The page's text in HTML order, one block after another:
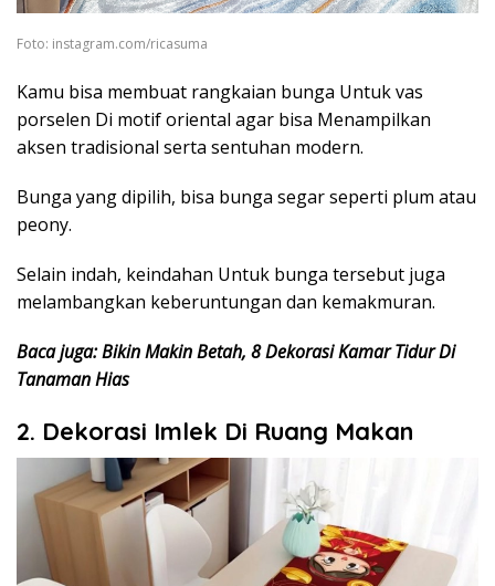
Foto: instagram.com/ricasuma
Kamu bisa membuat rangkaian bunga Untuk vas
porselen Di motif oriental agar bisa Menampilkan
aksen tradisional serta sentuhan modern.
Bunga yang dipilih, bisa bunga segar seperti plum atau
peony.
Selain indah, keindahan Untuk bunga tersebut juga
melambangkan keberuntungan dan kemakmuran.
Baca juga: Bikin Makin Betah, 8 Dekorasi Kamar Tidur Di
Tanaman Hias
2. Dekorasi Imlek Di Ruang Makan